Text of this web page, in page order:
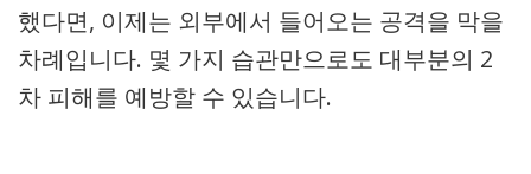
했다면, 이제는 외부에서 들어오는 공격을 막을
차례입니다. 몇 가지 습관만으로도 대부분의 2
차 피해를 예방할 수 있습니다.